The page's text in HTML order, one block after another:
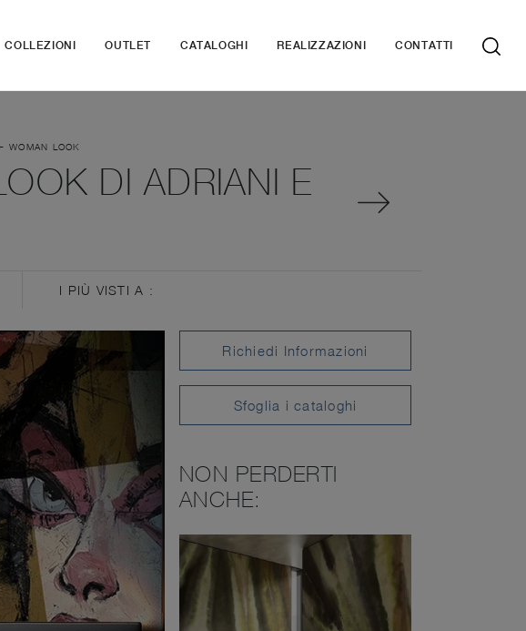
COLLEZIONI OUTLET CATALOGHI REALIZZAZIONI CONTATTI
- WOMAN LOOK
DI ADRIANI E
I PIÙ VISTI A :
Richiedi Informazioni
Sfoglia i cataloghi
NON PERDERTI
ANCHE: